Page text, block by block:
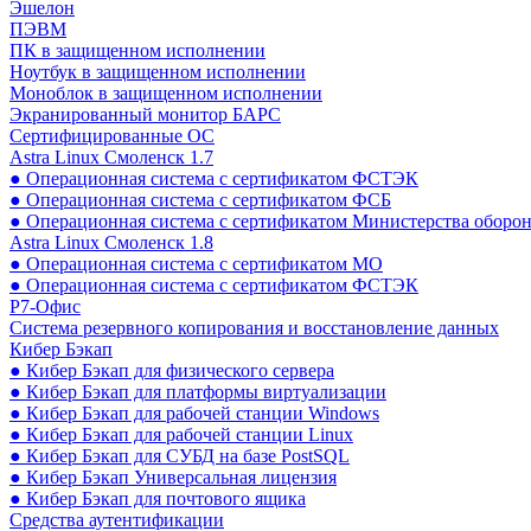
Эшелон
ПЭВМ
ПК в защищенном исполнении
Ноутбук в защищенном исполнении
Моноблок в защищенном исполнении
Экранированный монитор БАРС
Сертифицированные ОС
Astra Linux Смоленск 1.7
● Операционная система с сертификатом ФСТЭК
● Операционная система с сертификатом ФСБ
● Операционная система с сертификатом Министерства
Astra Linux Смоленск 1.8
● Операционная система с сертификатом МО
● Операционная система с сертификатом ФСТЭК
Р7-Офис
Система резервного копирования и восстановление данных
Кибер Бэкап
● Кибер Бэкап для физического сервера
● Кибер Бэкап для платформы виртуализации
● Кибер Бэкап для рабочей станции Windows
● Кибер Бэкап для рабочей станции Linux
● Кибер Бэкап для СУБД на базе PostSQL
● Кибер Бэкап Универсальная лицензия
● Кибер Бэкап для почтового ящика
Средства аутентификации